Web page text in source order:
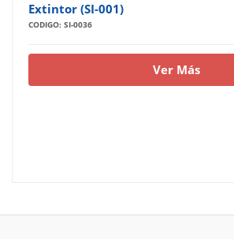
Extintor (SI-001)
CODIGO: SI-0036
Ver Más